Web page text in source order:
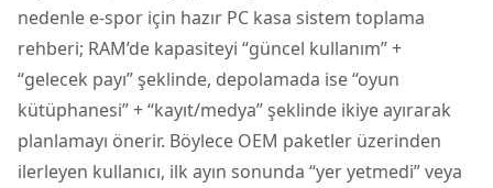
nedenle e-spor için hazır PC kasa sistem toplama
rehberi; RAM’de kapasiteyi “güncel kullanım” +
“gelecek payı” şeklinde, depolamada ise “oyun
kütüphanesi” + “kayıt/medya” şeklinde ikiye ayırarak
planlamayı önerir. Böylece OEM paketler üzerinden
ilerleyen kullanıcı, ilk ayın sonunda “yer yetmedi” veya